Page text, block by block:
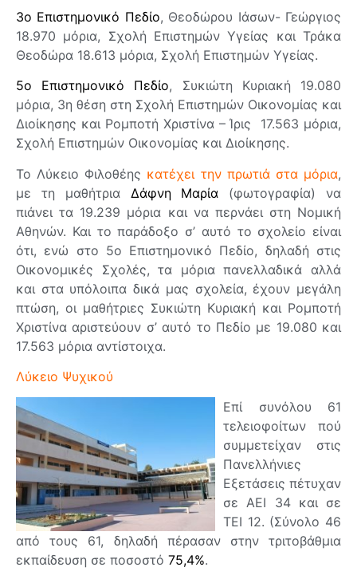
3ο Επιστημονικό Πεδίο, Θεοδώρου Ιάσων- Γεώργιος
18.970 μόρια, Σχολή Επιστημών Υγείας και Τράκα
Θεοδώρα 18.613 μόρια, Σχολή Επιστημών Υγείας.
5ο Επιστημονικό Πεδίο, Συκιώτη Κυριακή 19.080
μόρια, 3η θέση στη Σχολή Επιστημών Οικονομίας και
Διοίκησης και Ρομποτή Χριστίνα – Ίρις 17.563 μόρια,
Σχολή Επιστημών Οικονομίας και Διοίκησης.
Το Λύκειο Φιλοθέης κατέχει την πρωτιά στα μόρια,
με τη μαθήτρια Δάφνη Μαρία (φωτογραφία) να
πιάνει τα 19.239 μόρια και να περνάει στη Νομική
Αθηνών. Και το παράδοξο σ’ αυτό το σχολείο είναι
ότι, ενώ στο 5ο Επιστημονικό Πεδίο, δηλαδή στις
Οικονομικές Σχολές, τα μόρια πανελλαδικά αλλά
και στα υπόλοιπα δικά μας σχολεία, έχουν μεγάλη
πτώση, οι μαθήτριες Συκιώτη Κυριακή και Ρομποτή
Χριστίνα αριστεύουν σ’ αυτό το Πεδίο με 19.080 και
17.563 μόρια αντίστοιχα.
Λύκειο Ψυχικού
Επί συνόλου 61
τελειοφοίτων πού
συμμετείχαν στις
Πανελλήνιες
Εξετάσεις πέτυχαν
σε ΑΕΙ 34 και σε
ΤΕΙ 12. (Σύνολο 46
από τους 61, δηλαδή πέρασαν στην τριτοβάθμια
εκπαίδευση σε ποσοστό 75,4%.